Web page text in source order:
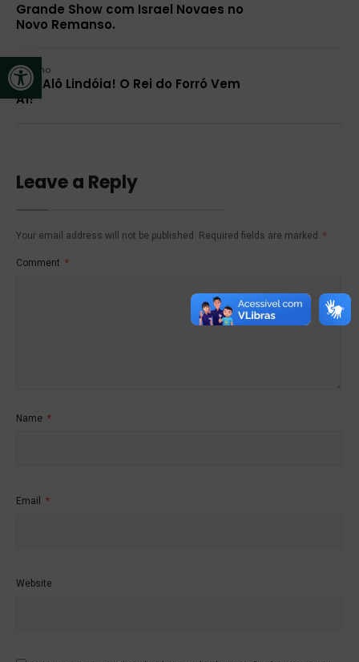
Open toolbar
Grande Show com Israel Novaes no
Novo Remanso.
Próximo:
Alô, Alô Lindóia! O Rei do Forró Vem
Aí!
Leave a Reply
Your email address will not be published. Required fields are marked *
Comment *
Name *
Email *
Website